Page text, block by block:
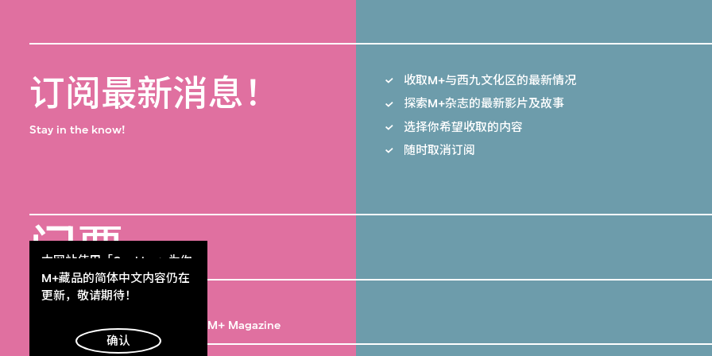
本网站使用「Cookies」为你
提供最好的网站体验。
了解更多
明白
M+藏品的简体中文内容仍在
更新，敬请期待！
确认
订阅最新消息！
Stay in the know!
收取M+与西九文化区的最新情况
探索M+杂志的最新影片及故事
选择你希望收取的内容
随时取消订阅
门票 Get Tickets
M+杂志 M+ Magazine